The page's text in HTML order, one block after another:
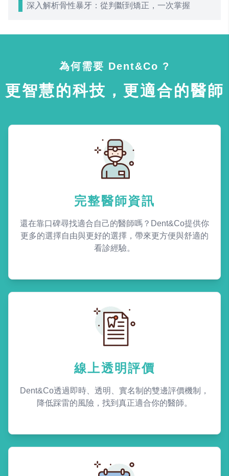
深入解析骨性暴牙：從判斷到矯正，一次掌握
為何需要 Dent&Co ?
更智慧的科技，更適合的醫師
完整醫師資訊
還在靠口碑尋找適合自己的醫師嗎？Dent&Co提供你
更多的選擇自由與更好的選擇，帶來更方便與舒適的
看診經驗。
線上透明評價
Dent&Co透過即時、透明、實名制的雙邊評價機制，
降低踩雷的風險，找到真正適合你的醫師。